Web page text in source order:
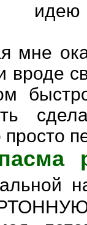
мне
вроде